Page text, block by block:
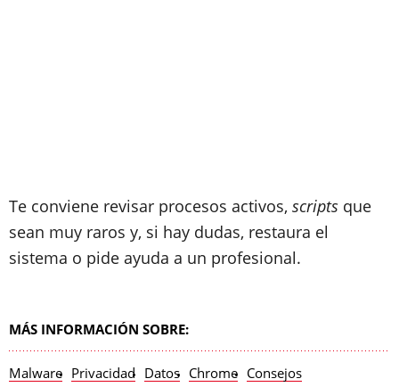
Te conviene revisar procesos activos, scripts que
sean muy raros y, si hay dudas, restaura el
sistema o pide ayuda a un profesional.
MÁS INFORMACIÓN SOBRE:
Malware Privacidad Datos Chrome Consejos